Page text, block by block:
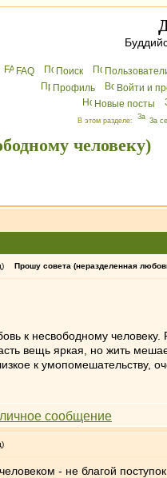
FAQ Поиск
Профиль
Войти и
Новые посты
В этом разделе: За
человеку)
Прошу совета (неразделенная
к несвободному человеку.
вещь яркая, но жить
к умопомешательству,
- не благой